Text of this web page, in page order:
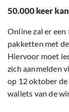
50.000 keer
Online zal er
pakketten met
Hiervoor moet
zich aanmelden
op 12 oktober
wallets van de